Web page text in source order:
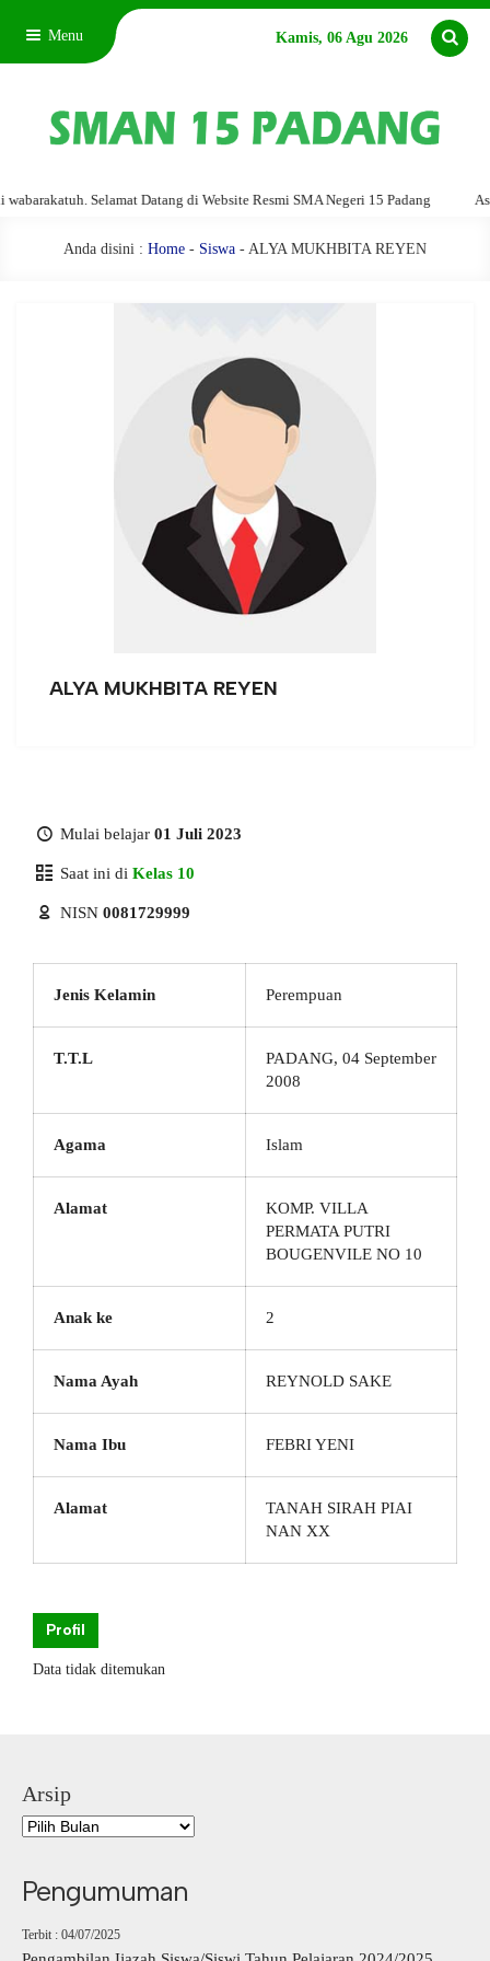
Menu Kamis, 06 Agu 2026
Selamat Datang di Website Resmi SMA Negeri 15 Padang
Anda disini : Home - Siswa - ALYA MUKHBITA REYEN
ALYA MUKHBITA REYEN
Mulai belajar 01 Juli 2023
Saat ini di Kelas 10
NISN 0081729999
Jenis Kelamin Perempuan
T.T.L
PADANG, 04 September
2008
Agama Islam
Alamat
KOMP. VILLA
PERMATA PUTRI
BOUGENVILE NO 10
Anak ke 2
Nama Ayah REYNOLD SAKE
Nama Ibu FEBRI YENI
Alamat
TANAH SIRAH PIAI
NAN XX
Profil
Data tidak ditemukan
Arsip
Pengumuman
Terbit : 04/07/2025